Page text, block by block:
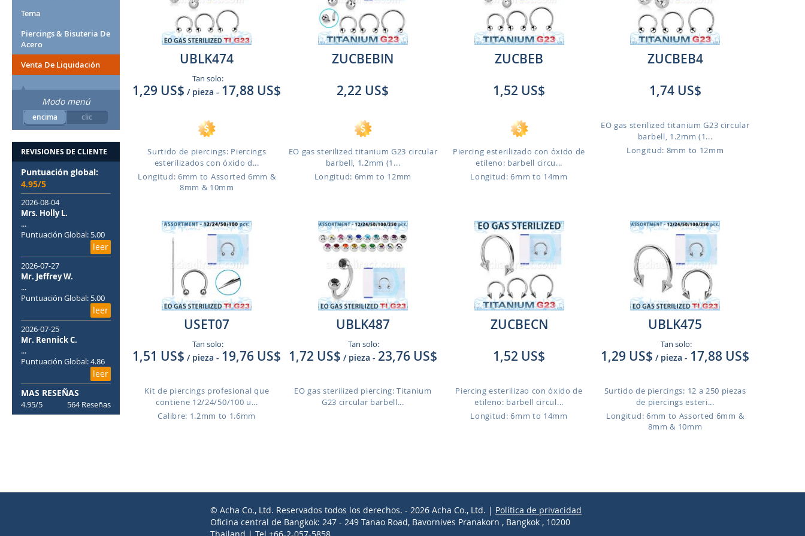
UBLK474
Tan solo:
1,29 US$ / pieza - 17,88 US$
Surtido de piercings: Piercings
esterilizados con óxido d...
Longitud: 6mm to Assorted 6mm &
8mm & 10mm
ZUCBEBIN
2,22 US$
EO gas sterilized titanium G23 circular
barbell, 1.2mm (1...
Longitud: 6mm to 12mm
ZUCBEB
1,52 US$
Piercing esterilizado con óxido de
etileno: barbell circu...
Longitud: 6mm to 14mm
ZUCBEB4
1,74 US$
EO gas sterilized titanium G23 circular
barbell, 1.2mm (1...
Longitud: 8mm to 12mm
USET07
Tan solo:
1,51 US$ / pieza - 19,76 US$
Kit de piercings profesional que
contiene 12/24/50/100 u...
Calibre: 1.2mm to 1.6mm
UBLK487
Tan solo:
1,72 US$ / pieza - 23,76 US$
EO gas sterilized piercing: Titanium
G23 circular barbell...
ZUCBECN
1,52 US$
Piercing esterilizao con óxido de
etileno: barbell circul...
Longitud: 6mm to 14mm
UBLK475
Tan solo:
1,29 US$ / pieza - 17,88 US$
Surtido de piercings: 12 a 250 piezas
de piercings esteri...
Longitud: 6mm to Assorted 6mm &
8mm & 10mm
Tema
Piercings & Bisuteria De
Acero
Venta De Liquidación
Modo menú
encima clic
REVISIONES DE CLIENTE
Puntuación global:
4.95/5
2026-08-04
Mrs. Holly L.
...
Puntuación Global: 5.00
leer
2026-07-27
Mr. Jeffrey W.
...
Puntuación Global: 5.00
leer
2026-07-25
Mr. Rennick C.
...
Puntuación Global: 4.86
leer
MAS RESEÑAS
4.95/5 564 Reseñas
© Acha Co., Ltd. Reservados todos los derechos. - 2026 Acha Co., Ltd. | Política de privacidad
Oficina central de Bangkok: 247 - 249 Tanao Road, Bavornives Pranakorn , Bangkok , 10200